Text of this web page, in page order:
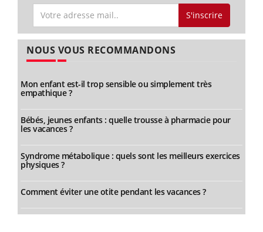
S'inscrire
NOUS VOUS RECOMMANDONS
Mon enfant est-il trop sensible ou simplement très
empathique ?
Bébés, jeunes enfants : quelle trousse à pharmacie pour
les vacances ?
Syndrome métabolique : quels sont les meilleurs exercices
physiques ?
Comment éviter une otite pendant les vacances ?